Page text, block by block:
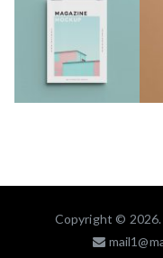
Copyright ©